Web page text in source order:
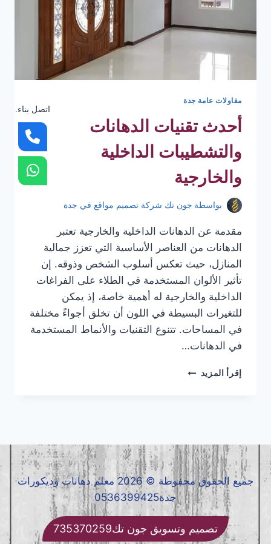
مقاولات عامة جدة
أحدث تقنيات الدهانات
والتشطيبات الداخلية
والخارجية
بواسطة جون تك شركة تصميم مواقع في جدة
مقدمة عن الدهانات الداخلية والخارجية تعتبر
الدهانات من العناصر الأساسية التي تعزز جمالية
المنازل، حيث تعكس أسلوب الشخص وذوقه. إن
تأثير الألوان المستخدمة في الطلاء على الفراغات
الداخلية والخارجية له أهمية خاصة، إذ يمكن
للتغيرات البسيطة في اللون أن تخلق أجواءً مختلفة
في المساحات. تتنوع التقنيات والأنماط المستخدمة
في الدهانات…
إقرأ المزيد أحدث
جميع الحقوق محفوظة © 2026 معلم دهانات وديكورات
جدة0536399425
تصميم وتسويق جون تك735370259
اتصل بناء.